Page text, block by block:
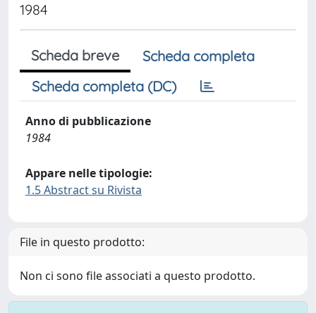
1984
Scheda breve
Scheda completa
Scheda completa (DC)
Anno di pubblicazione
1984
Appare nelle tipologie:
1.5 Abstract su Rivista
File in questo prodotto:
Non ci sono file associati a questo prodotto.